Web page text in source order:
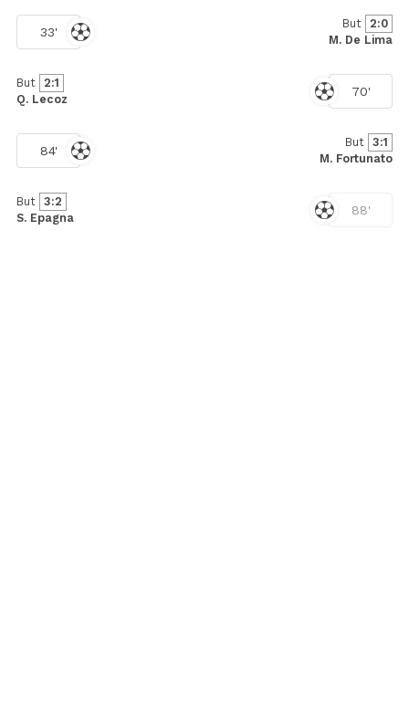
33'
But 2:0
M. De Lima
70'
But 2:1
Q. Lecoz
84'
But 3:1
M. Fortunato
88'
But 3:2
S. Epagna